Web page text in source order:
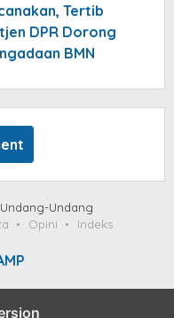
Tertib
DPR Dorong
BMN
Undang
Opini Indeks